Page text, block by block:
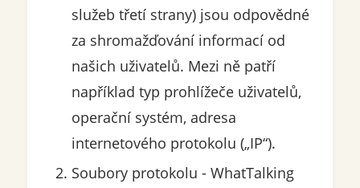
služeb třetí strany) jsou odpovědné
za shromažďování informací od
našich uživatelů. Mezi ně patří
například typ prohlížeče uživatelů,
operační systém, adresa
internetového protokolu („IP“).
Soubory protokolu - WhatTalking